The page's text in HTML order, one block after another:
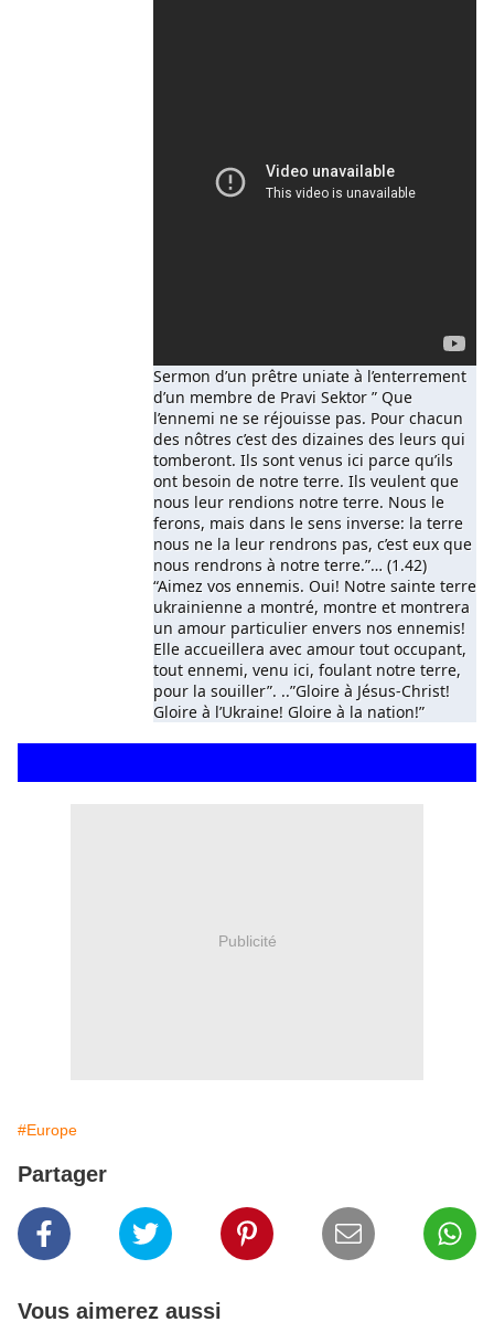
Sermon d’un prêtre uniate à l’enterrement
d’un membre de Pravi Sektor ” Que
l’ennemi ne se réjouisse pas. Pour chacun
des nôtres c’est des dizaines des leurs qui
tomberont. Ils sont venus ici parce qu’ils
ont besoin de notre terre. Ils veulent que
nous leur rendions notre terre. Nous le
ferons, mais dans le sens inverse: la terre
nous ne la leur rendrons pas, c’est eux que
nous rendrons à notre terre.”… (1.42)
“Aimez vos ennemis. Oui! Notre sainte terre
ukrainienne a montré, montre et montrera
un amour particulier envers nos ennemis!
Elle accueillera avec amour tout occupant,
tout ennemi, venu ici, foulant notre terre,
pour la souiller”. ..”Gloire à Jésus-Christ!
Gloire à l’Ukraine! Gloire à la nation!”
Publicité
#Europe
Partager
Vous aimerez aussi